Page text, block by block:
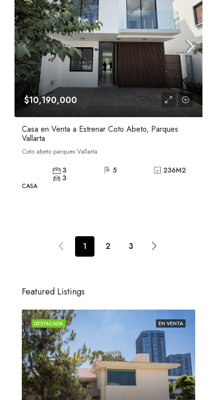
$10,190,000
Casa en Venta a Estrenar Coto Abeto, Parques
Vallarta
Coto abeto parques Vallarta
3 5 236M2
3
CASA
1 2 3
Featured Listings
EN VENTA
DESTACADA